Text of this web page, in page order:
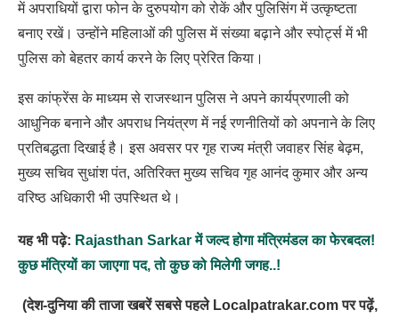
में अपराधियों द्वारा फोन के दुरुपयोग को रोकें और पुलिसिंग में उत्कृष्टता
बनाए रखें। उन्होंने महिलाओं की पुलिस में संख्या बढ़ाने और स्पोर्ट्स में भी
पुलिस को बेहतर कार्य करने के लिए प्रेरित किया।
इस कांफ्रेंस के माध्यम से राजस्थान पुलिस ने अपने कार्यप्रणाली को
आधुनिक बनाने और अपराध नियंत्रण में नई रणनीतियों को अपनाने के लिए
प्रतिबद्धता दिखाई है। इस अवसर पर गृह राज्य मंत्री जवाहर सिंह बेढ़म,
मुख्य सचिव सुधांश पंत, अतिरिक्त मुख्य सचिव गृह आनंद कुमार और अन्य
वरिष्ठ अधिकारी भी उपस्थित थे।
यह भी पढ़े: Rajasthan Sarkar में जल्द होगा मंत्रिमंडल का फेरबदल!
कुछ मंत्रियों का जाएगा पद, तो कुछ को मिलेगी जगह..!
(देश-दुनिया की ताजा खबरें सबसे पहले Localpatrakar.com पर पढ़ें,